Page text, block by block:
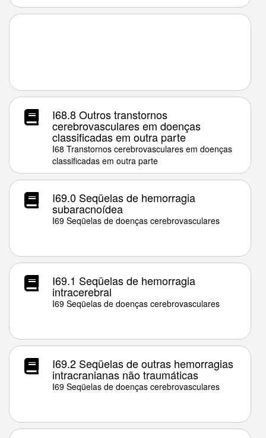
I68.8 Outros transtornos
cerebrovasculares em doenças
classificadas em outra parte
I68 Transtornos cerebrovasculares em doenças
classificadas em outra parte
I69.0 Seqüelas de hemorragia
subaracnoídea
I69 Seqüelas de doenças cerebrovasculares
I69.1 Seqüelas de hemorragia
intracerebral
I69 Seqüelas de doenças cerebrovasculares
I69.2 Seqüelas de outras hemorragias
intracranianas não traumáticas
I69 Seqüelas de doenças cerebrovasculares